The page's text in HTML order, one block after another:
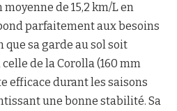
de 15,2 km/L en
parfaitement aux besoins
que sa garde au sol soit
de la Corolla (160 mm
efficace durant les saisons
une bonne stabilité. Sa